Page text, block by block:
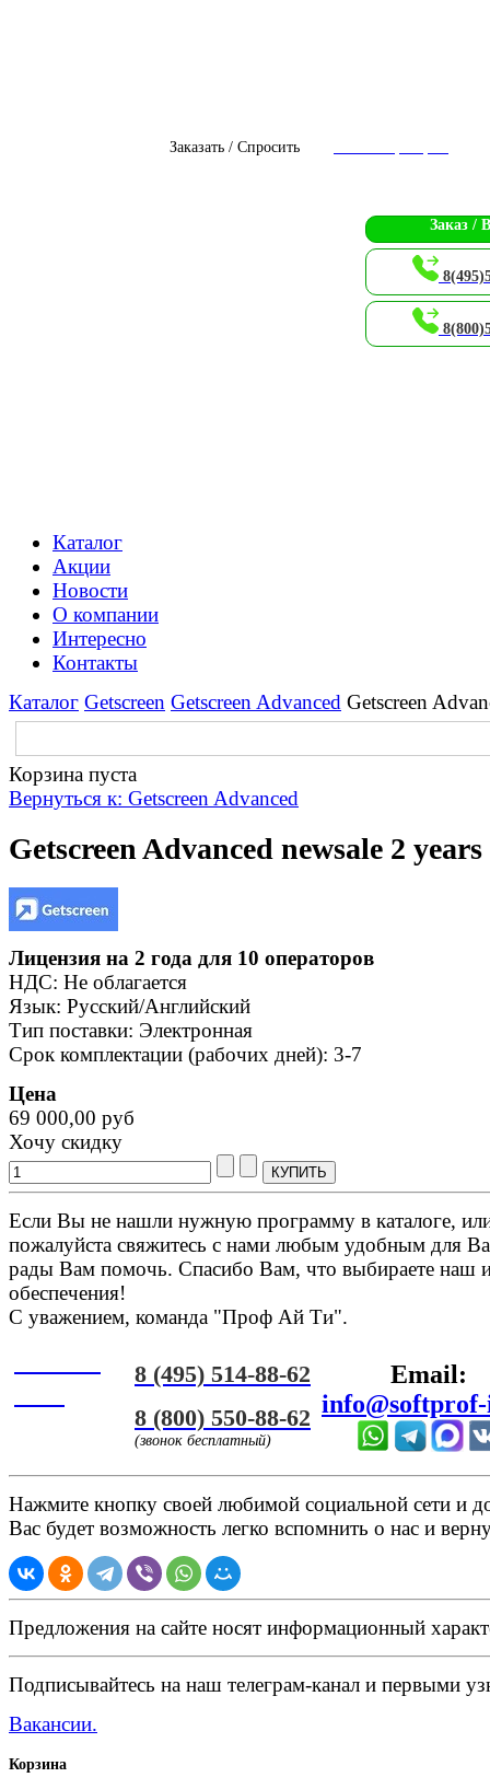
Заказать / Спросить
Заказ /
Каталог
Акции
Новости
О компании
Интересно
Контакты
Каталог Getscreen Getscreen Advanced Getscreen
Корзина пуста
Вернуться к: Getscreen Advanced
Getscreen Advanced newsale 2 years
Лицензия на 2 года для 10 операторов
НДС: Не облагается
Язык: Русский/Английский
Тип поставки: Электронная
Срок комплектации (рабочих дней): 3-7
Цена
69 000,00 руб
Хочу скидку
Если Вы не нашли нужную программу в каталоге,
пожалуйста свяжитесь с нами любым удобным для
рады Вам помочь. Спасибо Вам, что выбираете наш
обеспечения!
С уважением, команда "Проф Ай Ти".
8 (495) 514-88-62
8 (800) 550-88-62
(звонок бесплатный)
Email:
Нажмите кнопку своей любимой социальной сети и
Вас будет возможность легко вспомнить о нас и
Предложения на сайте носят информационный
Подписывайтесь на наш телеграм-канал и первыми
Вакансии.
Корзина